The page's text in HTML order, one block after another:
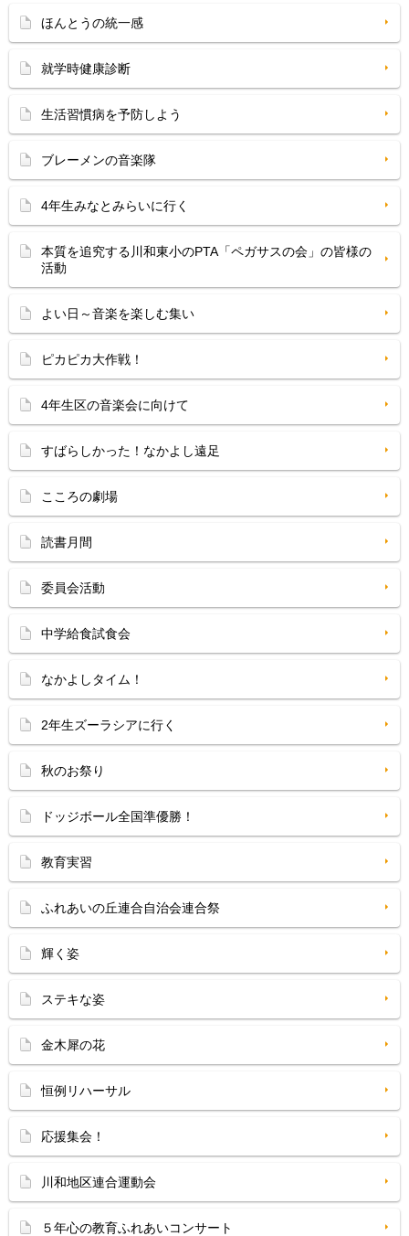
ほんとうの統一感
就学時健康診断
生活習慣病を予防しよう
ブレーメンの音楽隊
4年生みなとみらいに行く
本質を追究する川和東小のPTA「ペガサスの会」の皆様の
活動
よい日～音楽を楽しむ集い
ピカピカ大作戦！
4年生区の音楽会に向けて
すばらしかった！なかよし遠足
こころの劇場
読書月間
委員会活動
中学給食試食会
なかよしタイム！
2年生ズーラシアに行く
秋のお祭り
ドッジボール全国準優勝！
教育実習
ふれあいの丘連合自治会連合祭
輝く姿
ステキな姿
金木犀の花
恒例リハーサル
応援集会！
川和地区連合運動会
５年心の教育ふれあいコンサート